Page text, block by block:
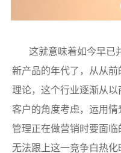
这就意味着如今早已
新产品的年代了，从从前
理论，这个行业逐渐从
客户的角度考虑，运用
管理正在做营销时要面
无法跟上这一竞争白热化